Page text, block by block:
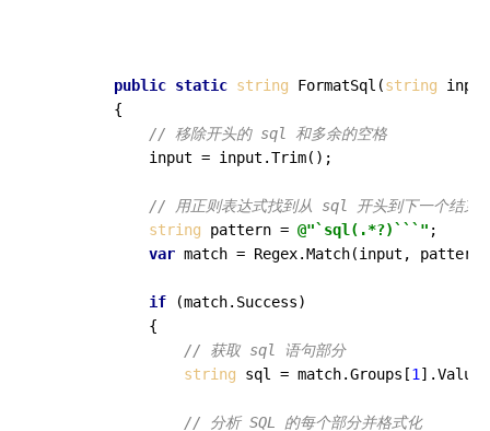
public static string FormatSql (string input
        {
// 移除开头的 sql 和多余的空格
            input = input.Trim();
// 用正则表达式找到从 sql 开头到下一个结束
string pattern = @"`sql(.*?)```" ;
var match = Regex.Match(input,
if (match.Success)
            {
// 获取 sql 语句部分
string sql = match.Groups[1
// 分析 SQL 的每个部分并格式化